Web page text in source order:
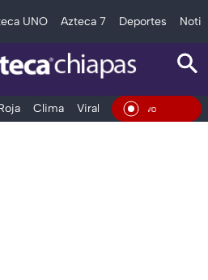
UNO Azteca 7 Deportes
Clima Viral y Tendencia En